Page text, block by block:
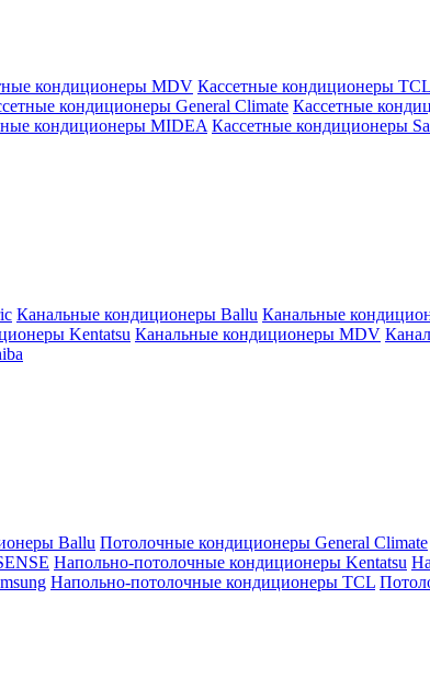
кондиционеры MDV Кассетные кондиционеры TCL
кондиционеры General Climate Кассетные
кондиционеры MIDEA Кассетные кондиционеры
Канальные кондиционеры Ballu Канальные
Kentatsu Канальные кондиционеры MDV
Ballu Потолочные кондиционеры General Climate
Напольно-потолочные кондиционеры Kentatsu
Напольно-потолочные кондиционеры TCL